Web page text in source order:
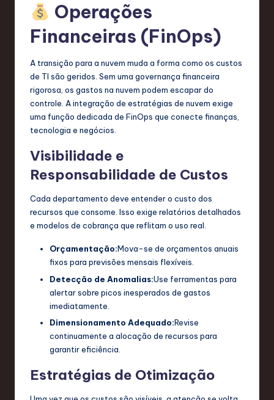
Operações
Financeiras (FinOps)
A transição para a nuvem muda a forma como os custos
de TI são geridos. Sem uma governança financeira
rigorosa, os gastos na nuvem podem escapar do
controle. A integração de estratégias de nuvem exige
uma função dedicada de FinOps que conecte finanças,
tecnologia e negócios.
Visibilidade e
Responsabilidade de Custos
Cada departamento deve entender o custo dos
recursos que consome. Isso exige relatórios detalhados
e modelos de cobrança que reflitam o uso real.
Orçamentação:Mova-se de orçamentos anuais
fixos para previsões mensais flexíveis.
Detecção de Anomalias:Use ferramentas para
alertar sobre picos inesperados de gastos
imediatamente.
Dimensionamento Adequado:Revise
continuamente a alocação de recursos para
garantir eficiência.
Estratégias de Otimização